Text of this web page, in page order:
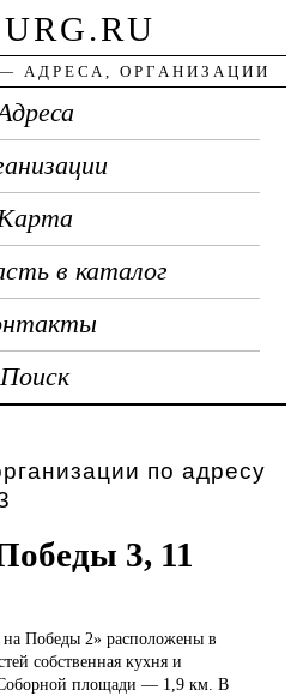
АДРЕСА, ОРГАНИЗАЦИИ
в каталог
Поиск
по адресу
3, 11
на Победы 2» расположены в
собственная кухня и
площади — 1,9 км. В